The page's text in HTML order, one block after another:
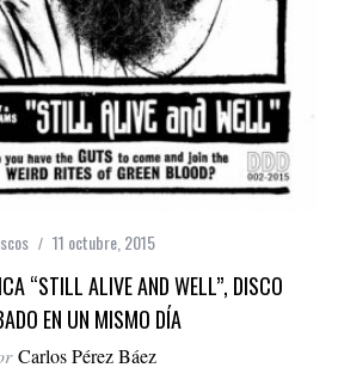
11 octubre, 2015
“STILL ALIVE AND WELL”, DISCO
EN UN MISMO DÍA
Carlos Pérez Báez